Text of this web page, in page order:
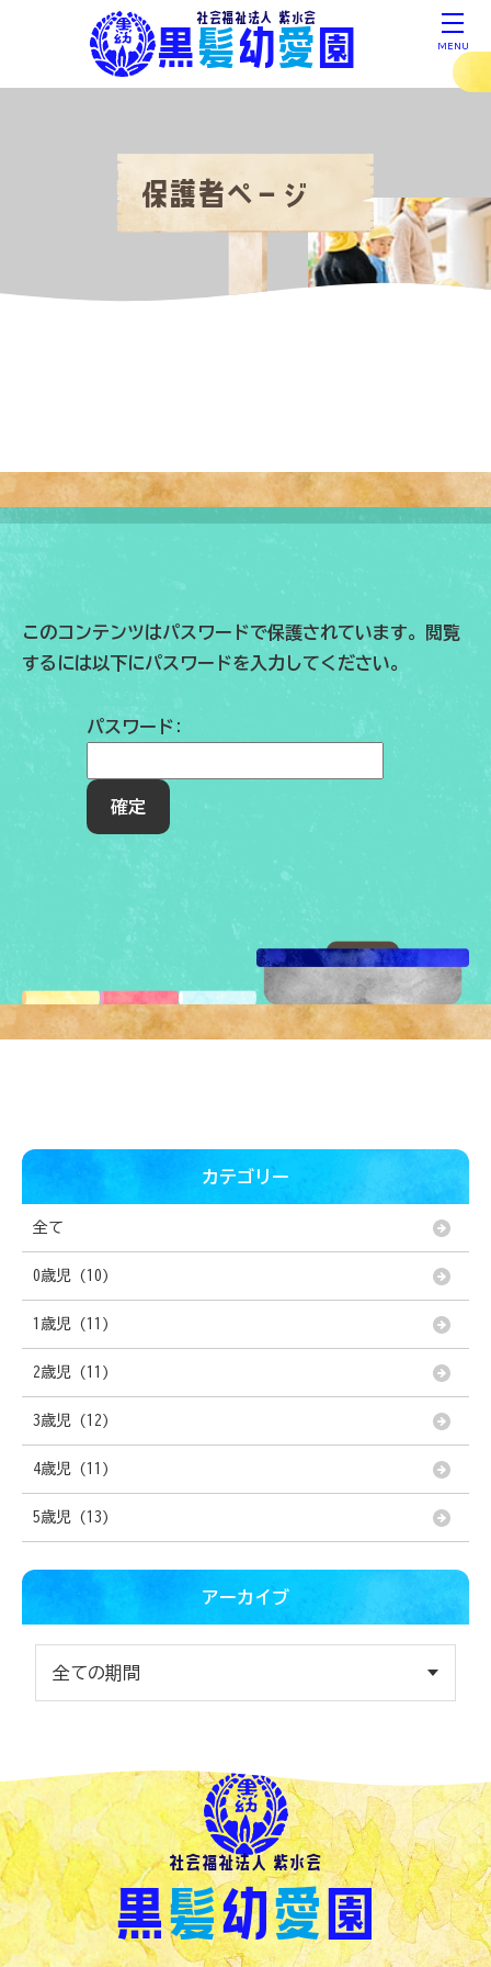
社会福祉法人 紫水会
黒髪幼愛園 MENU
保護者ページ
このコンテンツはパスワードで保護されています。閲覧
するには以下にパスワードを入力してください。
パスワード:
カテゴリー
全て
0歳児 (10)
1歳児 (11)
2歳児 (11)
3歳児 (12)
4歳児 (11)
5歳児 (13)
アーカイブ
社会福祉法人 紫水会
黒髪幼愛園